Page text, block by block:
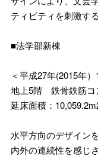
ティビティを刺激す
■法学部新棟
＜平成27年(2015年
地上5階 鉄骨鉄筋コ
延床面積：
水平方向のデザイン
内外の連続性を感じ